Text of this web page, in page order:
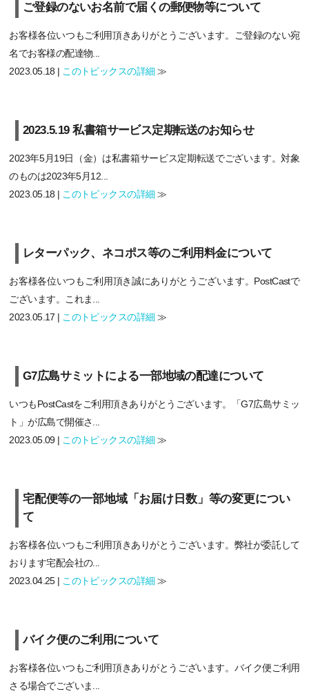
ご登録のないお名前で届くの郵便物等について
お客様各位いつもご利用頂きありがとうございます。ご登録のない宛
名でお客様の配達物...
2023.05.18 | このトピックスの詳細 ≫
2023.5.19 私書箱サービス定期転送のお知らせ
2023年5月19日（金）は私書箱サービス定期転送でございます。対象
のものは2023年5月12...
2023.05.18 | このトピックスの詳細 ≫
レターパック、ネコポス等のご利用料金について
お客様各位いつもご利用頂き誠にありがとうございます。PostCastで
ございます。これま...
2023.05.17 | このトピックスの詳細 ≫
G7広島サミットによる一部地域の配達について
いつもPostCastをご利用頂きありがとうございます。「G7広島サミッ
ト」が広島で開催さ...
2023.05.09 | このトピックスの詳細 ≫
宅配便等の一部地域「お届け日数」等の変更につい
て
お客様各位いつもご利用頂きありがとうございます。弊社が委託して
おります宅配会社の...
2023.04.25 | このトピックスの詳細 ≫
バイク便のご利用について
お客様各位いつもご利用頂きありがとうございます。バイク便ご利用
さる場合でございま...